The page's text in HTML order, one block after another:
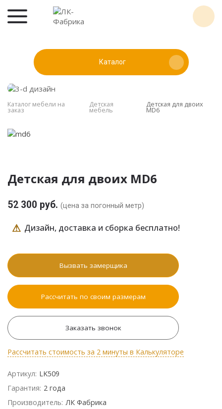
Каталог
Каталог мебели на
заказ
Детская
мебель
Детская для двоих
MD6
Детская для двоих MD6
52 300 руб. (цена за погонный метр)
⚠ Дизайн, доставка и сборка бесплатно!
Вызвать замерщика
Рассчитать по своим размерам
Заказать звонок
Рассчитать стоимость за 2 минуты в Калькуляторе
Артикул: LK509
Гарантия: 2 года
Производитель: ЛК Фабрика